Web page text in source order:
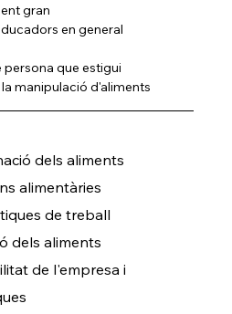
gran
en general
persona que estigui
manipulació d'aliments
dels aliments
alimentàries
de treball
dels aliments
de l'empresa i